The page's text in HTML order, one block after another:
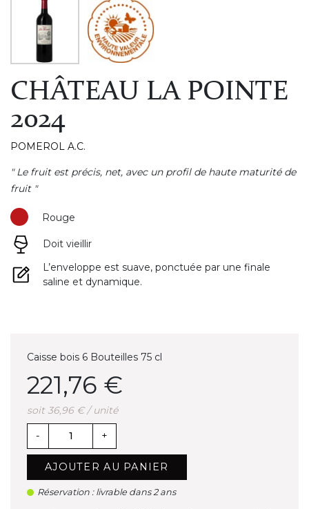
CHÂTEAU LA POINTE
2024
POMEROL A.C.
" Le fruit est précis, net, avec un profil de haute maturité de
fruit "
Rouge
Doit vieillir
L’enveloppe est suave, ponctuée par une finale
saline et dynamique.
Caisse bois 6 Bouteilles 75 cl
221,76 €
soit 36,96 € / unité
- +
AJOUTER AU PANIER
Réservation : livrable dans 2 ans